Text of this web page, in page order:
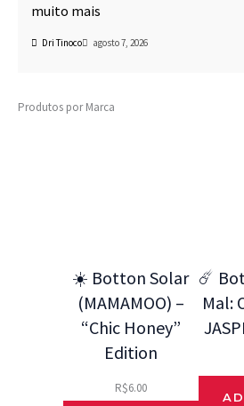
muito mais
Dri Tinoco agosto 7, 2026
Produtos por Marca
☀️ Botton Solar
(MAMAMOO) –
“Chic Honey”
Edition
R$6.00
☄️
Mal: